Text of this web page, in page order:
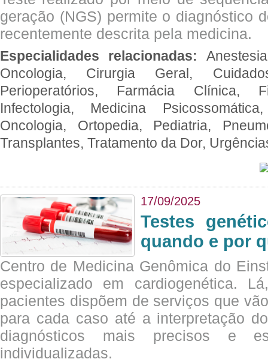
geração (NGS) permite o diagnóstico
recentemente descrita pela medicina.
Especialidades relacionadas:
Oncologia, Cirurgia Geral,
Perioperatórios, Farmácia Clínica,
Infectologia, Medicina
Oncologia, Ortopedia, Pediatria,
Transplantes, Tratamento da Dor,
17/09/2025
Testes
quando e por
Centro de Medicina Genômica do
especializado em cardiogenética.
pacientes dispõem de serviços que
para cada caso até a interpretação
diagnósticos mais precisos e
individualizadas.